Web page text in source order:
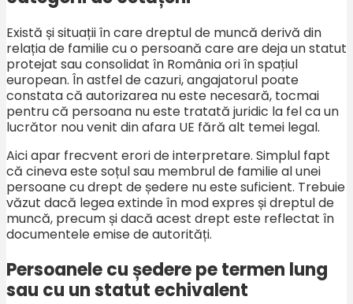
Există și situații în care dreptul de muncă derivă din
relația de familie cu o persoană care are deja un statut
protejat sau consolidat în România ori în spațiul
european. În astfel de cazuri, angajatorul poate
constata că autorizarea nu este necesară, tocmai
pentru că persoana nu este tratată juridic la fel ca un
lucrător nou venit din afara UE fără alt temei legal.
Aici apar frecvent erori de interpretare. Simplul fapt
că cineva este soțul sau membrul de familie al unei
persoane cu drept de ședere nu este suficient. Trebuie
văzut dacă legea extinde în mod expres și dreptul de
muncă, precum și dacă acest drept este reflectat în
documentele emise de autorități.
Persoanele cu ședere pe termen lung
sau cu un statut echivalent